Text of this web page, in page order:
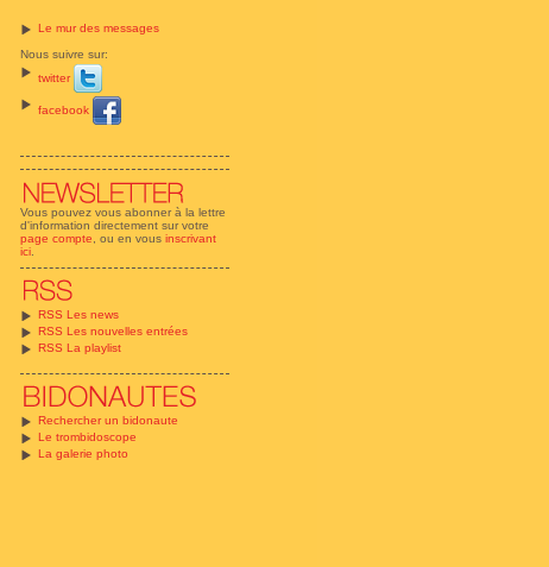
Le mur des messages
Nous suivre sur:
twitter
facebook
Vous pouvez vous abonner à la lettre
d'information directement sur votre
page compte , ou en vous inscrivant
ici
RSS Les news
RSS Les nouvelles entrées
RSS La playlist
Rechercher un bidonaute
Le trombidoscope
La galerie photo